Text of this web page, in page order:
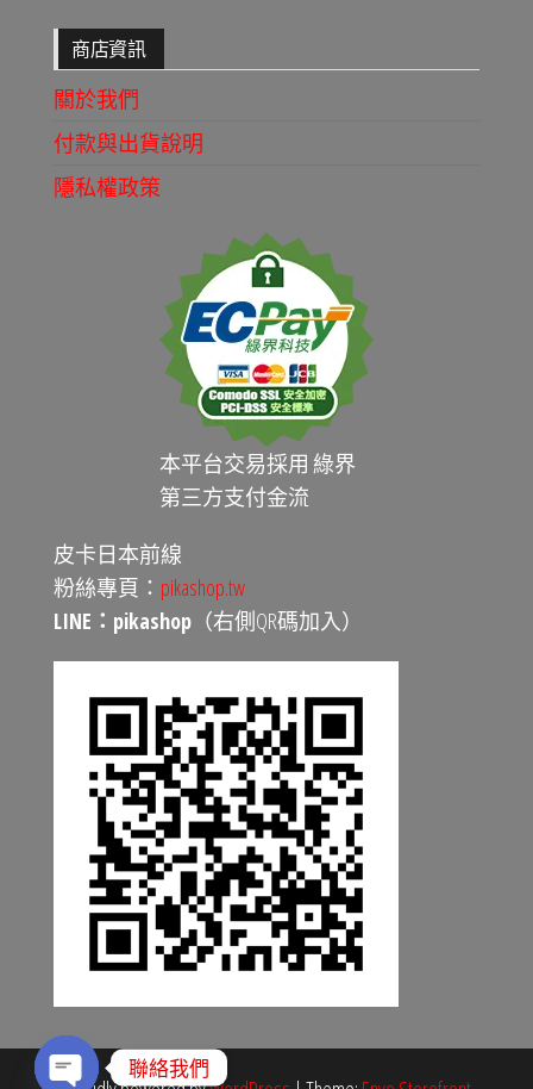
商店資訊
關於我們
付款與出貨說明
隱私權政策
本平台交易採用 綠界
第三方支付金流
皮卡日本前線
粉絲專頁： pikashop.tw
LINE：pikashop （右側QR碼加入）
聯絡我們